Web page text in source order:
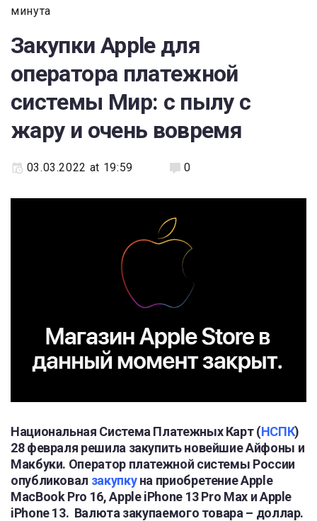
минута
Закупки Apple для
оператора платежной
системы Мир: с пылу с
жару и очень вовремя
03.03.2022 at 19:59 0
Национальная Система Платежных Карт (НСПК)
28 февраля решила закупить новейшие Айфоны и
Макбуки. Оператор платежной системы России
опубликовал закупку на приобретение Apple
MacBook Pro 16, Apple iPhone 13 Pro Max и Apple
iPhone 13. Валюта закупаемого товара – доллар.